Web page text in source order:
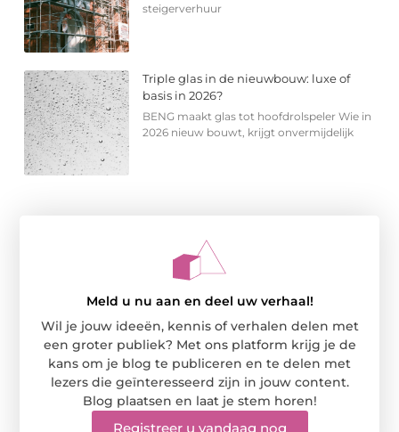
steigerverhuur
Triple glas in de nieuwbouw: luxe of
basis in 2026?
BENG maakt glas tot hoofdrolspeler Wie in
2026 nieuw bouwt, krijgt onvermijdelijk
Meld u nu aan en deel uw verhaal!
Wil je jouw ideeën, kennis of verhalen delen met
een groter publiek? Met ons platform krijg je de
kans om je blog te publiceren en te delen met
lezers die geïnteresseerd zijn in jouw content.
Blog plaatsen en laat je stem horen!
Registreer u vandaag nog